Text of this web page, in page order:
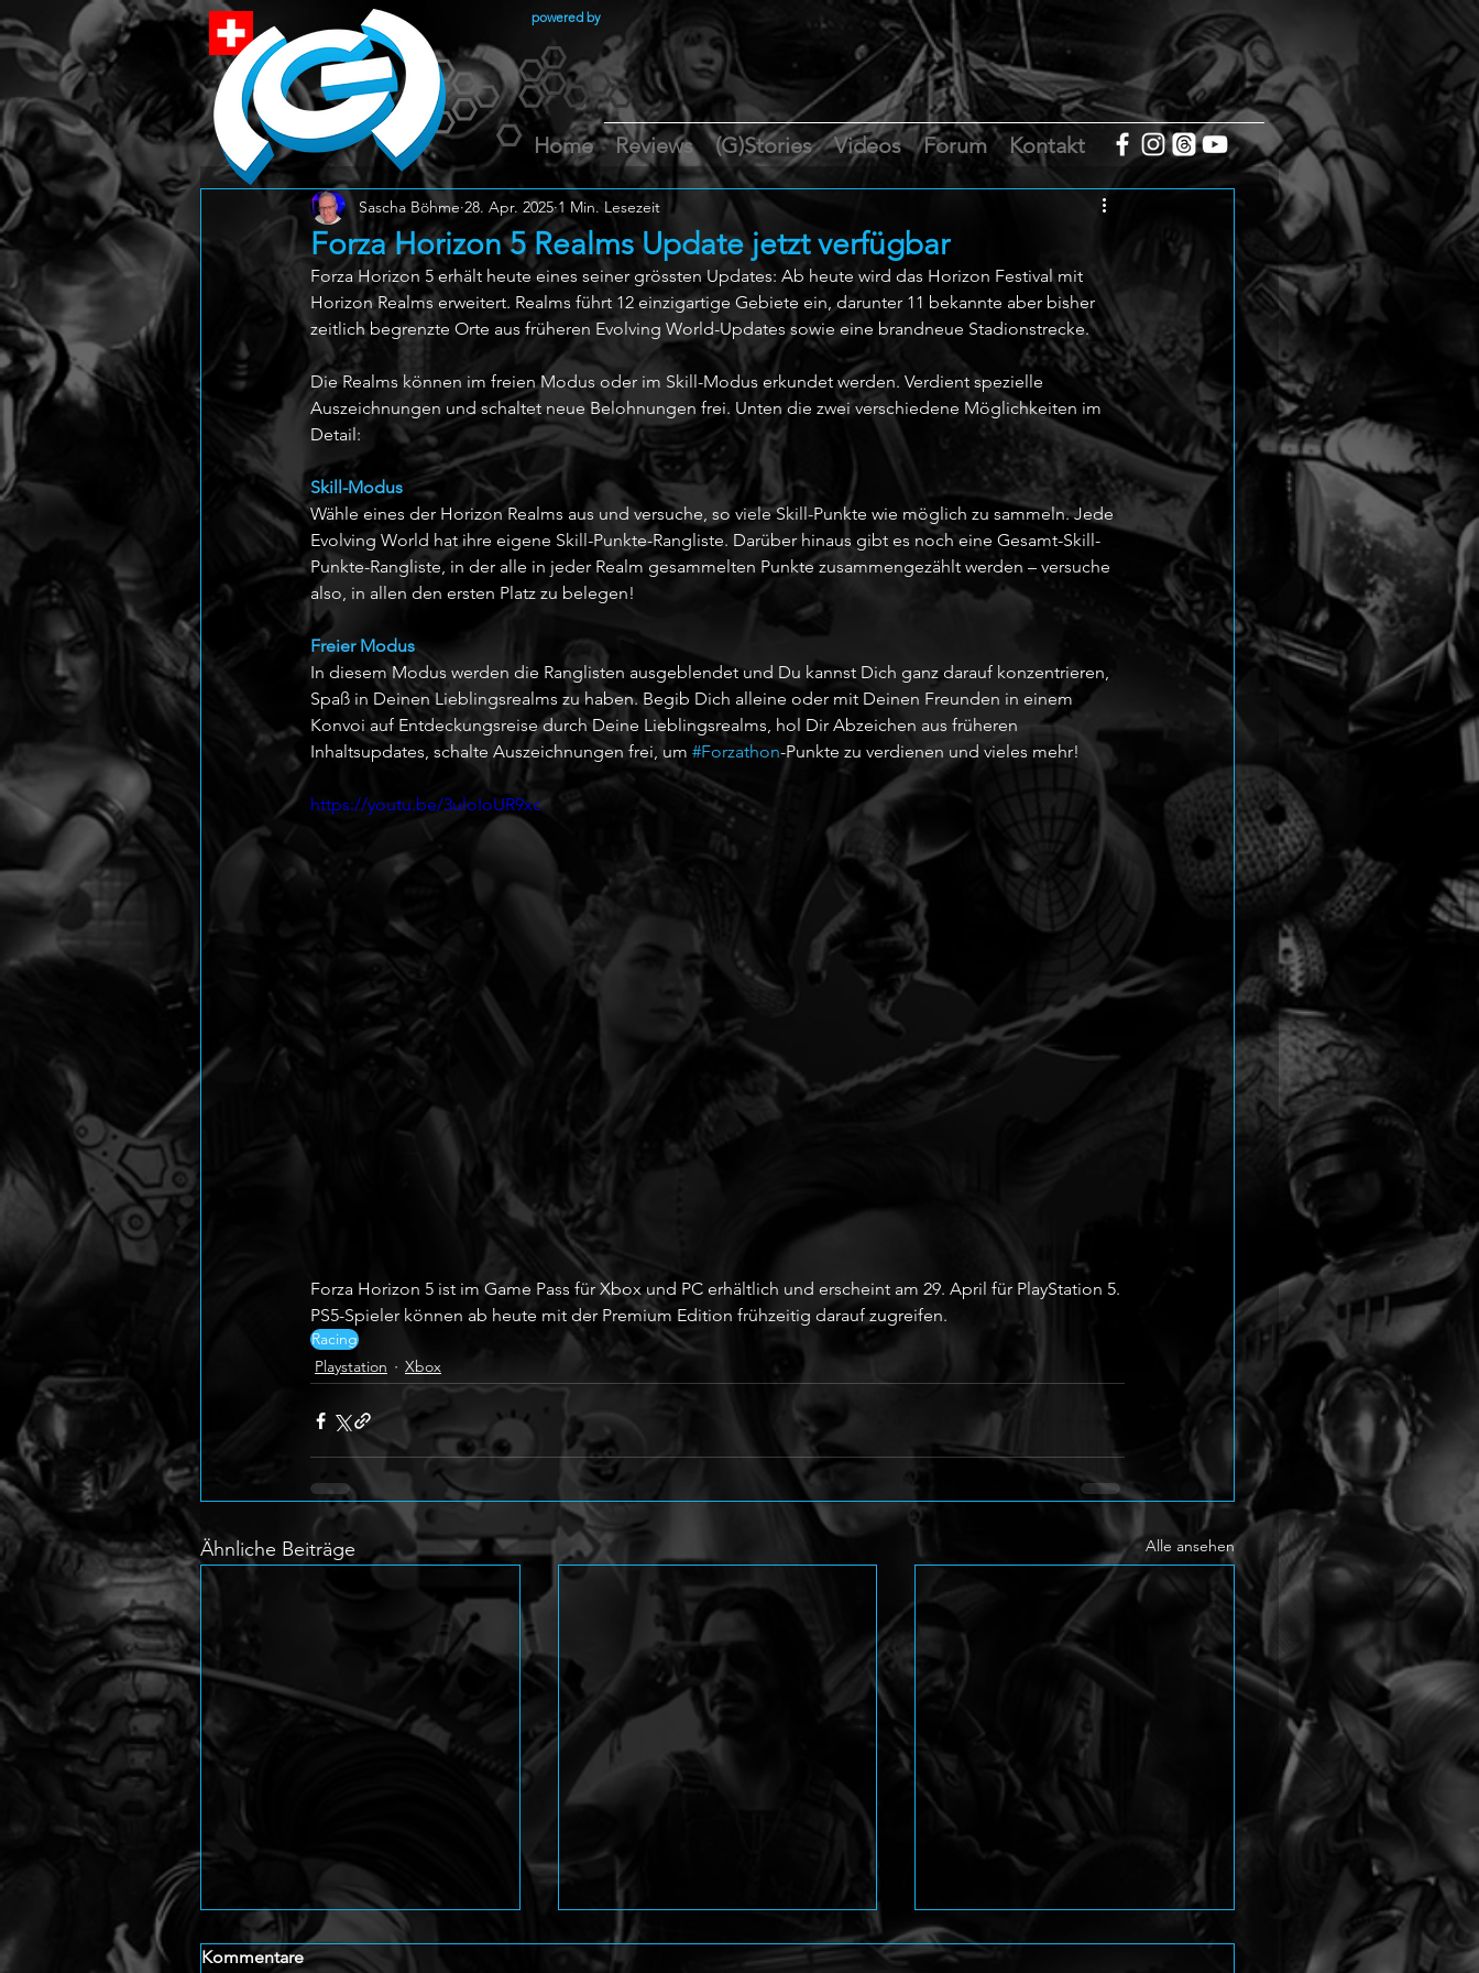
powered by
Home Reviews (G)Stories Videos Forum Kontakt
Forza Horizon 5 Realms Update jetzt verfügbar
Sascha Böhme 28. Apr. 2025 1 Min. Lesezeit
Forza Horizon 5 erhält heute eines seiner grössten Updates: Ab heute wird das Horizon Festival mit
Horizon Realms erweitert. Realms führt 12 einzigartige Gebiete ein, darunter 11 bekannte aber bisher
zeitlich begrenzte Orte aus früheren Evolving World-Updates sowie eine brandneue Stadionstrecke.
Die Realms können im freien Modus oder im Skill-Modus erkundet werden. Verdient spezielle
Auszeichnungen und schaltet neue Belohnungen frei. Unten die zwei verschiedene Möglichkeiten im
Detail:
Skill-Modus
Wähle eines der Horizon Realms aus und versuche, so viele Skill-Punkte wie möglich zu sammeln. Jede
Evolving World hat ihre eigene Skill-Punkte-Rangliste. Darüber hinaus gibt es noch eine Gesamt-Skill-
Punkte-Rangliste, in der alle in jeder Realm gesammelten Punkte zusammengezählt werden – versuche
also, in allen den ersten Platz zu belegen!
Freier Modus
In diesem Modus werden die Ranglisten ausgeblendet und Du kannst Dich ganz darauf konzentrieren,
Spaß in Deinen Lieblingsrealms zu haben. Begib Dich alleine oder mit Deinen Freunden in einem
Konvoi auf Entdeckungsreise durch Deine Lieblingsrealms, hol Dir Abzeichen aus früheren
Inhaltsupdates, schalte Auszeichnungen frei, um #Forzathon-Punkte zu verdienen und vieles mehr!
https://youtu.be/3uloIoUR9xc
Forza Horizon 5 ist im Game Pass für Xbox und PC erhältlich und erscheint am 29. April für PlayStation 5.
PS5-Spieler können ab heute mit der Premium Edition frühzeitig darauf zugreifen.
Racing
Playstation
Xbox
Ähnliche Beiträge Alle ansehen
Kommentare